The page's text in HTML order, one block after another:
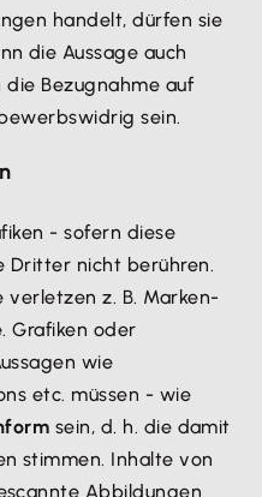
handelt, dürfen sie
die Aussage auch
die Bezugnahme auf
sein.
- sofern diese
Dritter nicht berühren.
verletzen z. B. Marken-
Grafiken oder
wie
etc. müssen - wie
sein, d. h. die damit
stimmen. Inhalte von
Abbildungen